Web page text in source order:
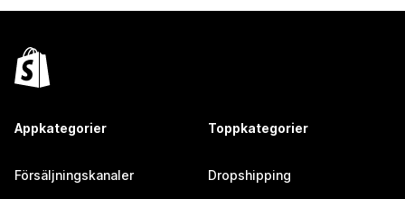
Appkategorier
Försäljningskanaler
Toppkategorier
Dropshipping